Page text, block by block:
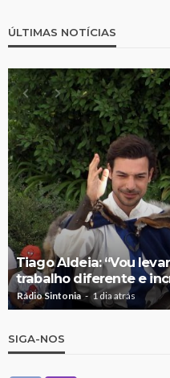
ÚLTIMAS NOTÍCIAS
Tiago Aldeia: “Vou
trabalho diferente e
Rádio Sintonia 1 dia atrás
SIGA-NOS